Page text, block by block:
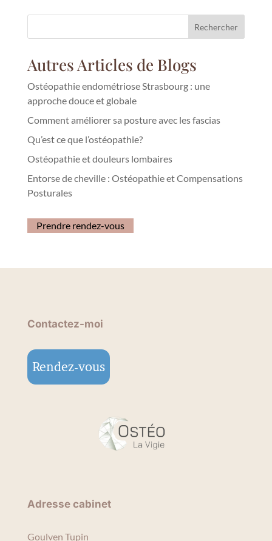
Rechercher
Autres Articles de Blogs
Ostéopathie endométriose Strasbourg : une
approche douce et globale
Comment améliorer sa posture avec les fascias
Qu’est ce que l’ostéopathie?
Ostéopathie et douleurs lombaires
Entorse de cheville : Ostéopathie et Compensations
Posturales
Prendre rendez-vous
Contactez-moi
Rendez-vous
Adresse cabinet
Goulven Tupin